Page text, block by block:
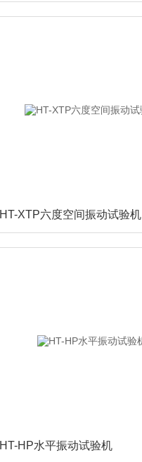
HT-XTP六度空间振动试验机
HT-HP水平振动试验机